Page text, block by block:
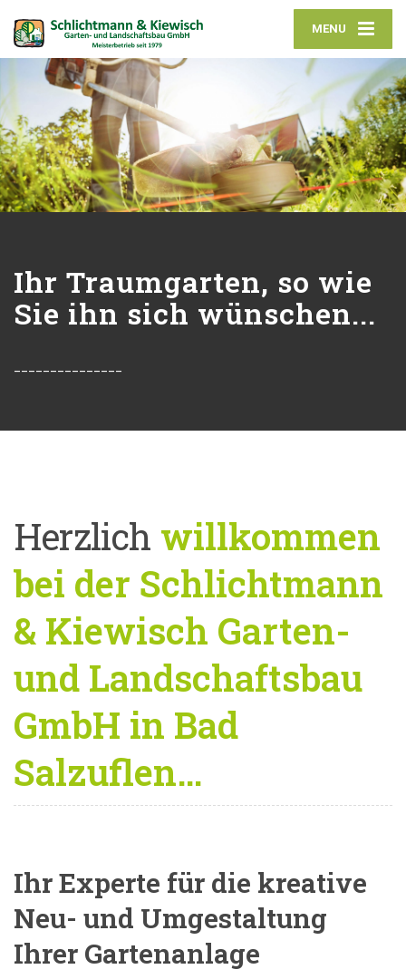
MENU
Ihr Traumgarten, so wie
Sie ihn sich wünschen...
Herzlich willkommen
bei der Schlichtmann
& Kiewisch Garten-
und Landschaftsbau
GmbH in Bad
Salzuflen…
Ihr Experte für die kreative
Neu- und Umgestaltung
Ihrer Gartenanlage